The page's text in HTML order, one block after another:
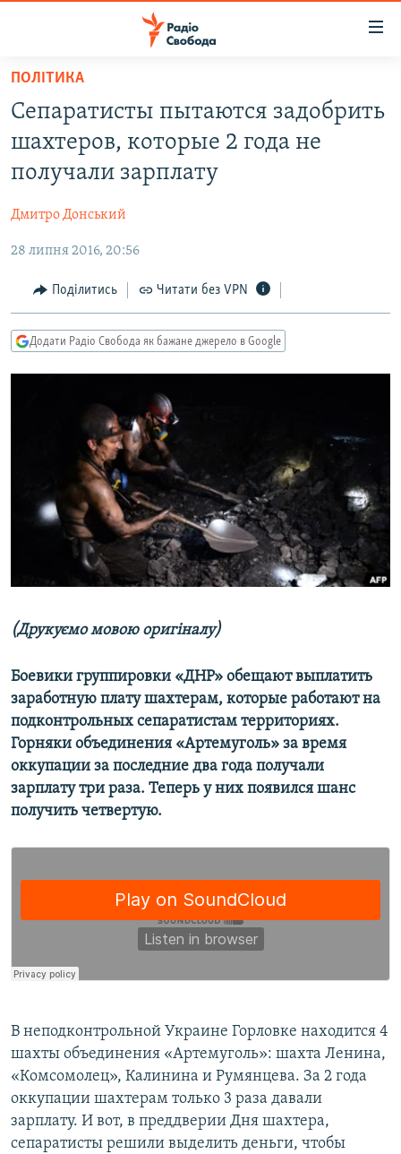
Перейти
основного
матеріалу
до
основної
навігації
Перейти
пошуку
ВСЕ ЗА ДОБУ
ЕКОНОМІКА
СУСПІЛЬСТВО
КУЛЬТУРА
УКРАЇНА
РОСІЙСЬКА «ФІЛЬТРАЦІЯ»
ДОНБАС.РЕАЛІЇ
КРИМ.РЕАЛІЇ
СХЕМИ
МУЛЬТИМЕДІА
СПЕЦПРОЄКТИ
ПОДКАСТИ
КРИМ РЕАЛІЇ
РУС
УКР
ДОЛУЧАЙСЯ!
Усі сайти RFE/RL
ПОЛІТИКА
Сепаратисты пытаются задобрить
шахтеров, которые 2 года не
получали зарплату
Дмитро Донський
28 липня 2016, 20:56
Поділитись Читати без VPN
Додати Радіо Свобода як бажане джерело в Google
(Друкуємо мовою оригіналу)
Боевики группировки «ДНР» обещают выплатить
заработную плату шахтерам, которые работают на
подконтрольных сепаратистам территориях.
Горняки объединения «Артемуголь» за время
оккупации за последние два года получали
зарплату три раза. Теперь у них появился шанс
получить четвертую.
​В неподконтрольной Украине Горловке находится 4
шахты объединения «Артемуголь»: шахта Ленина,
«Комсомолец», Калинина и Румянцева. За 2 года
оккупации шахтерам только 3 раза давали
зарплату. И вот, в преддверии Дня шахтера,
сепаратисты решили выделить деньги, чтобы